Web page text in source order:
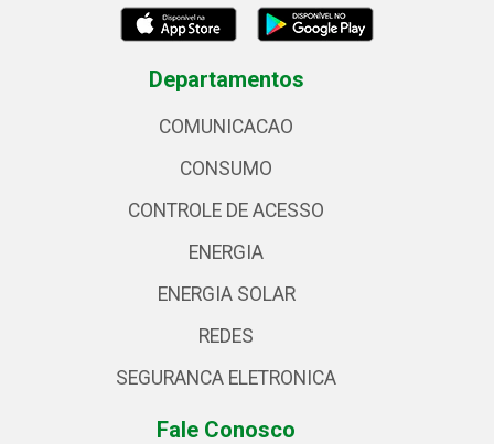
Departamentos
COMUNICACAO
CONSUMO
CONTROLE DE ACESSO
ENERGIA
ENERGIA SOLAR
REDES
SEGURANCA ELETRONICA
Fale Conosco